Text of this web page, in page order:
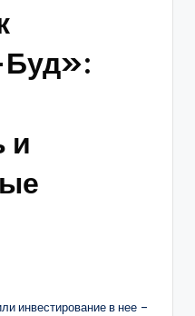
и
инвестирование в нее –